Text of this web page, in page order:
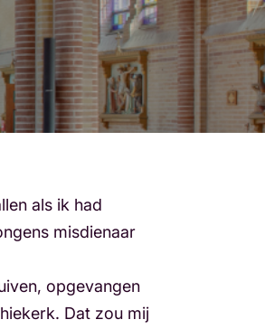
als ik had
misdienaar
opgevangen
Dat zou mij